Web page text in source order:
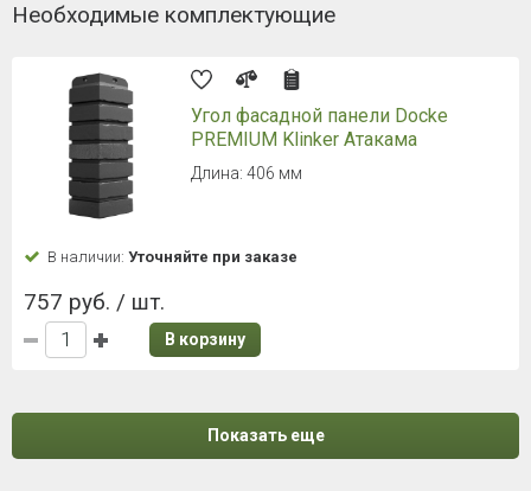
Необходимые комплектующие
Угол фасадной панели Docke
PREMIUM Klinker Атакама
Длина: 406 мм
В наличии: Уточняйте при заказе
757 руб. / шт.
В корзину
Показать еще